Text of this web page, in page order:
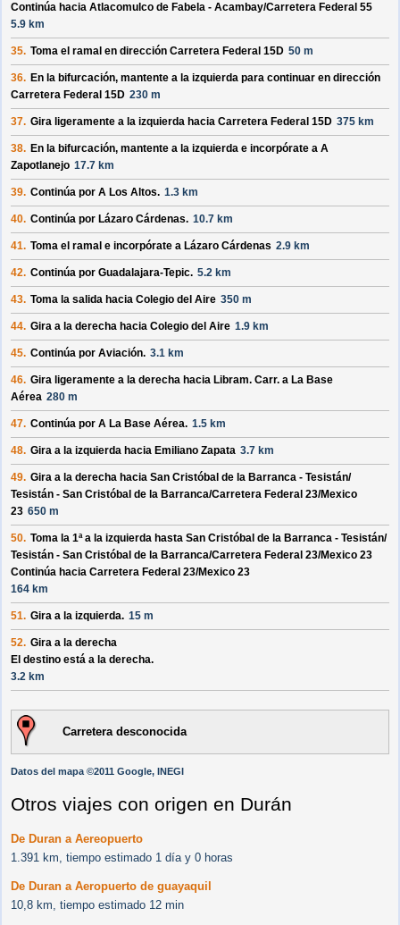
Continúa hacia Atlacomulco de Fabela - Acambay/Carretera Federal 55
5.9 km
35. Toma el ramal en dirección Carretera Federal 15D 50 m
36. En la bifurcación, mantente a la izquierda para continuar en dirección
Carretera Federal 15D 230 m
37. Gira ligeramente a la izquierda hacia Carretera Federal 15D 375 km
38. En la bifurcación, mantente a la izquierda e incorpórate a A
Zapotlanejo 17.7 km
39. Continúa por A Los Altos. 1.3 km
40. Continúa por Lázaro Cárdenas. 10.7 km
41. Toma el ramal e incorpórate a Lázaro Cárdenas 2.9 km
42. Continúa por Guadalajara-Tepic. 5.2 km
43. Toma la salida hacia Colegio del Aire 350 m
44. Gira a la derecha hacia Colegio del Aire 1.9 km
45. Continúa por Aviación. 3.1 km
46. Gira ligeramente a la derecha hacia Libram. Carr. a La Base
Aérea 280 m
47. Continúa por A La Base Aérea. 1.5 km
48. Gira a la izquierda hacia Emiliano Zapata 3.7 km
49. Gira a la derecha hacia San Cristóbal de la Barranca - Tesistán/
Tesistán - San Cristóbal de la Barranca/Carretera Federal 23/Mexico
23 650 m
50. Toma la 1ª a la izquierda hasta San Cristóbal de la Barranca - Tesistán/
Tesistán - San Cristóbal de la Barranca/Carretera Federal 23/Mexico 23
Continúa hacia Carretera Federal 23/Mexico 23
164 km
51. Gira a la izquierda. 15 m
52. Gira a la derecha
El destino está a la derecha.
3.2 km
Carretera desconocida
Datos del mapa ©2011 Google, INEGI
Otros viajes con origen en Durán
De Duran a Aereopuerto
1.391 km, tiempo estimado 1 día y 0 horas
De Duran a Aeropuerto de guayaquil
10,8 km, tiempo estimado 12 min